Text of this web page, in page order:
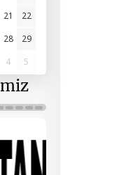
21
22
28
29
4 5